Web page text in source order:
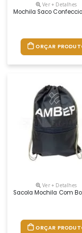
Ver + Detalhes
Mochila Saco
ORÇAR
Ver + Detalhes
Sacola Mochila Com
ORÇAR